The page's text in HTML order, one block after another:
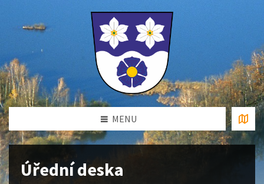
MENU
Úřední deska